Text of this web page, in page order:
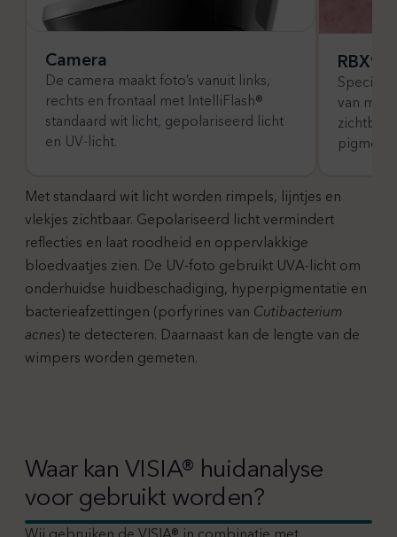
Camera
De camera maakt foto’s vanuit links,
rechts en frontaal met IntelliFlash®
standaard wit licht, gepolariseerd licht
en UV-licht.
RBX®
Speciale
van
Met standaard wit licht worden rimpels, lijntjes en
vlekjes zichtbaar. Gepolariseerd licht vermindert
reflecties en laat roodheid en oppervlakkige
bloedvaatjes zien. De UV-foto gebruikt UVA-licht om
onderhuidse huidbeschadiging, hyperpigmentatie en
bacterieafzettingen (porfyrines van Cutibacterium
acnes) te detecteren. Daarnaast kan de lengte van de
wimpers worden gemeten.
Waar kan VISIA® huidanalyse
voor gebruikt worden?